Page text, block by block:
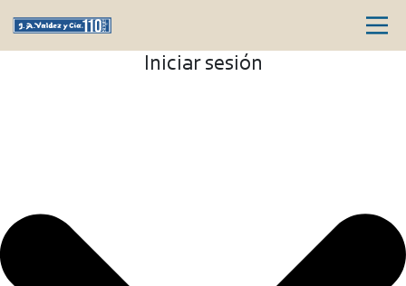
Iniciar sesión